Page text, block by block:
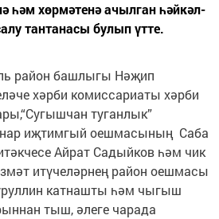
һәм хөрмәтенә ачылган һәйкәл-
тантанасы булып үтте.
район башлыгы Нәҗип
хәрби комиссариаты хәрби
туганлык”
иҗтимгый оешмасының Саба
Айрат Садыйков һәм чик
итүчеләрнең район оешмасы
катнашты һәм чыгыш
тыш, әлеге чарада